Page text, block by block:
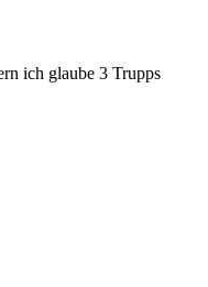
ich glaube 3 Trupps